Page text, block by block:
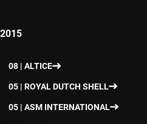
2015
08 | ALTICE
05 | ROYAL DUTCH SHELL
05 | ASM INTERNATIONAL